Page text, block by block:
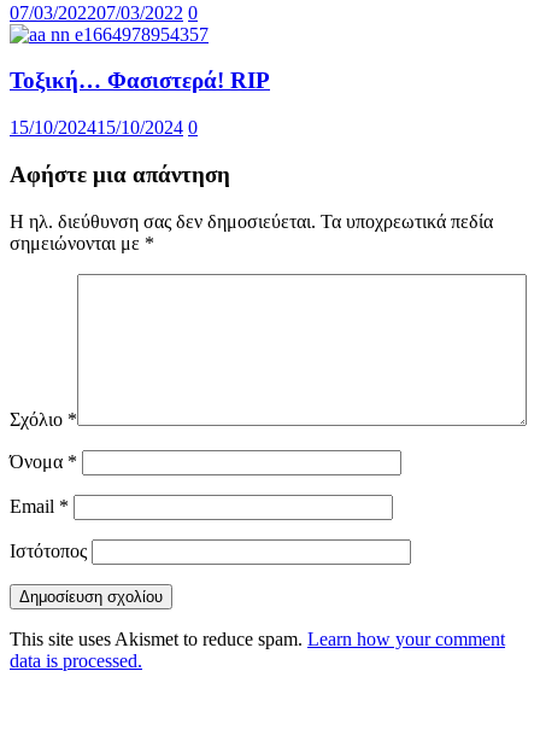
07/03/202207/03/2022 0
Τοξική… Φασιστερά! RIP
15/10/202415/10/2024 0
Αφήστε μια απάντηση
Η ηλ. διεύθυνση σας δεν δημοσιεύεται. Τα υποχρεωτικά πεδία
σημειώνονται με *
Σχόλιο *
Όνομα *
Email *
Ιστότοπος
This site uses Akismet to reduce spam. Learn how your comment
data is processed.